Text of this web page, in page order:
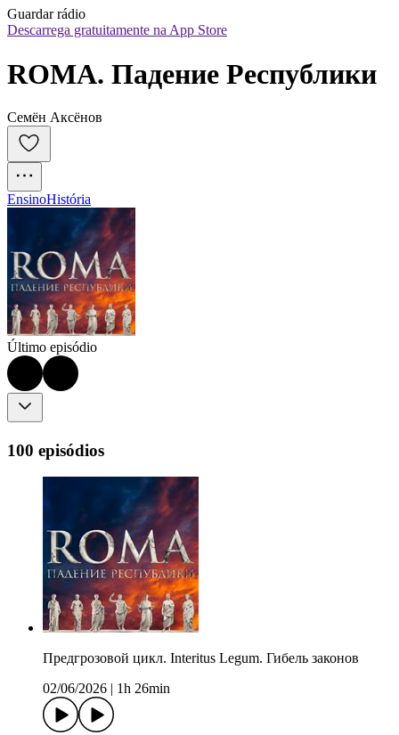
Guardar rádio
Descarrega gratuitamente na App Store
ROMA. Падение Республики
Семён Аксёнов
EnsinoHistória
Último episódio
100 episódios
Предгрозовой цикл. Interitus Legum. Гибель законов
02/06/2026
1h 26min